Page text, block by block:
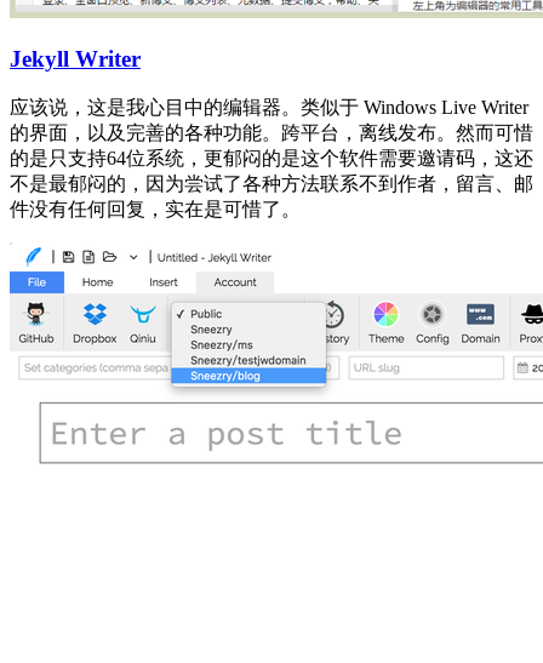
Jekyll Writer
应该说，这是我心目中的编辑器。类似于 Windows Live Writer
的界面，以及完善的各种功能。跨平台，离线发布。然而可惜
的是只支持64位系统，更郁闷的是这个软件需要邀请码，这还
不是最郁闷的，因为尝试了各种方法联系不到作者，留言、邮
件没有任何回复，实在是可惜了。